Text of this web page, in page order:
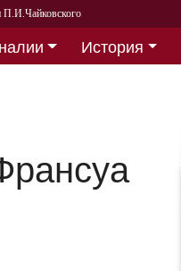
П.И.Чайковского
История